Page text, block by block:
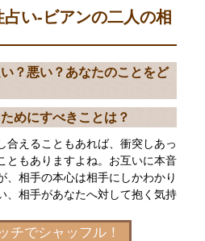
い-ビアンの二人の相
？悪い？あなたのことをど
めにすべきことは？
合えることもあれば、衝突しあっ
ともありますよね。お互いに本音
、相手の本心は相手にしかわかり
、相手があなたへ対して抱く気持
チでシャッフル！